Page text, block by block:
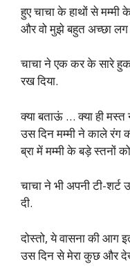
हुए चाचा के हाथों से मम्मी
और वो मुझे बहुत अच्छा लग
चाचा ने एक कर के सारे
रख दिया.
क्या बताऊं … क्या ही मस्त
उस दिन मम्मी ने काले रंग
ब्रा में मम्मी के बड़े स्तनों
चाचा ने भी अपनी टी-शर्ट
दी.
दोस्तो, ये वासना की आग
उस दिन से मेरा कुछ और